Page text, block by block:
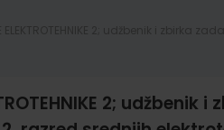
2;